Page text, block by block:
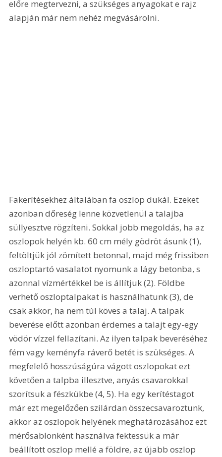
előre megtervezni, a szükséges anyagokat e rajz
alapján már nem nehéz megvásárolni.
Fakerítésekhez általában fa oszlop dukál. Ezeket
azonban dőreség lenne közvetlenül a talajba
süllyesztve rögzíteni. Sokkal jobb megoldás, ha az
oszlopok helyén kb. 60 cm mély gödröt ásunk (1),
feltöltjük jól zömített betonnal, majd még frissiben
oszloptartó vasalatot nyomunk a lágy betonba, s
azonnal vízmértékkel be is állítjuk (2). Földbe
verhető oszloptalpakat is használhatunk (3), de
csak akkor, ha nem túl köves a talaj. A talpak
beverése előtt azonban érdemes a talajt egy-egy
vödör vízzel fellazítani. Az ilyen talpak beveréséhez
fém vagy keményfa ráverő betét is szükséges. A
megfelelő hosszúságúra vágott oszlopokat ezt
követően a talpba illesztve, anyás csavarokkal
szorítsuk a fészkükbe (4, 5). Ha egy kerítéstagot
már ezt megelőzően szilárdan összecsavaroztunk,
akkor az oszlopok helyének meghatározásához ezt
mérősablonként használva fektessük a már
beállított oszlop mellé a földre, az újabb oszlop